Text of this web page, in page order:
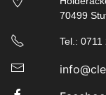
70499
Tel.: 0711